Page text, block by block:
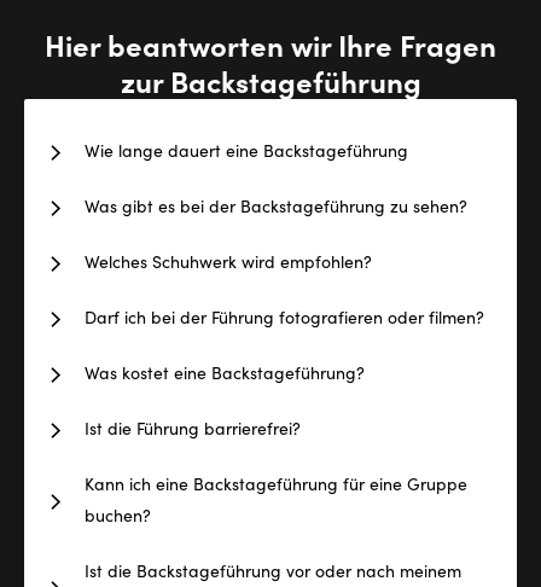
Hier beantworten wir Ihre Fragen
zur Backstageführung
Wie lange dauert eine Backstageführung
Was gibt es bei der Backstageführung zu sehen?
Welches Schuhwerk wird empfohlen?
Darf ich bei der Führung fotografieren oder filmen?
Was kostet eine Backstageführung?
Ist die Führung barrierefrei?
Kann ich eine Backstageführung für eine Gruppe
buchen?
Ist die Backstageführung vor oder nach meinem